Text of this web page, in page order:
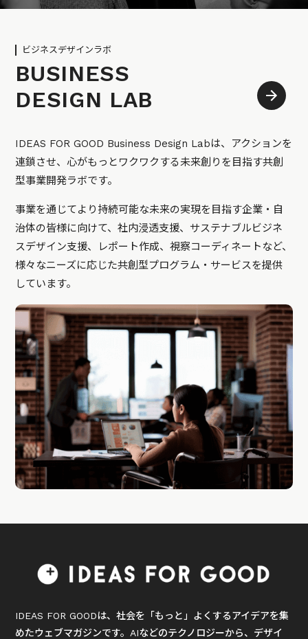
ビジネスデザインラボ
BUSINESS
DESIGN LAB
IDEAS FOR GOOD Business Design Labは、アクションを
連鎖させ、心がもっとワクワクする未来創りを目指す共創
型事業開発ラボです。
事業を通じてより持続可能な未来の実現を目指す企業・自
治体の皆様に向けて、社内浸透支援、サステナブルビジネ
スデザイン支援、レポート作成、視察コーディネートなど、
様々なニーズに応じた共創型プログラム・サービスを提供
しています。
IDEAS FOR GOODは、社会を「もっと」よくするアイデアを集
めたウェブマガジンです。AIなどのテクノロジーから、デザイ